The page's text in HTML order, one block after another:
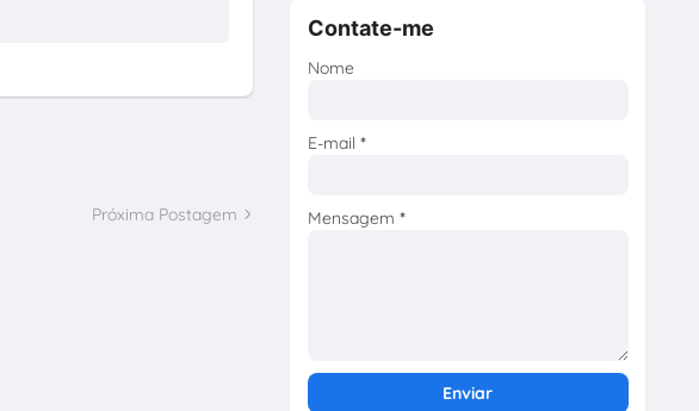
Próxima Postagem
Contate-me
Nome
E-mail *
Mensagem *